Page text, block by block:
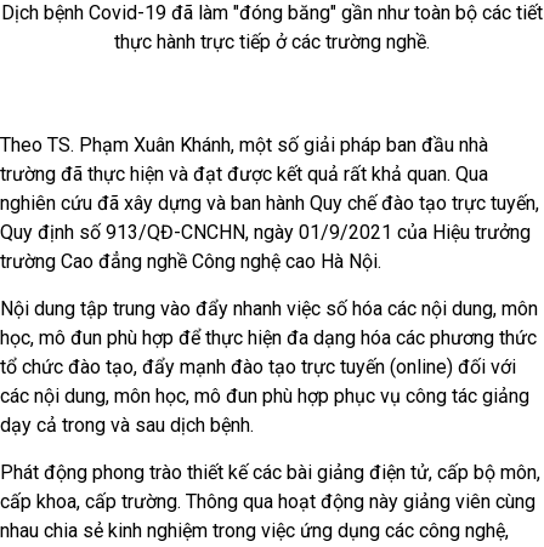
Dịch bệnh Covid-19 đã làm "đóng băng" gần như toàn bộ các tiết
thực hành trực tiếp ở các trường nghề.
Theo TS. Phạm Xuân Khánh, một số giải pháp ban đầu nhà
trường đã thực hiện và đạt được kết quả rất khả quan. Qua
nghiên cứu đã xây dựng và ban hành Quy chế đào tạo trực tuyến,
Quy định số 913/QĐ-CNCHN, ngày 01/9/2021 của Hiệu trưởng
trường Cao đẳng nghề Công nghệ cao Hà Nội.
Nội dung tập trung vào đẩy nhanh việc số hóa các nội dung, môn
học, mô đun phù hợp để thực hiện đa dạng hóa các phương thức
tổ chức đào tạo, đẩy mạnh đào tạo trực tuyến (online) đối với
các nội dung, môn học, mô đun phù hợp phục vụ công tác giảng
dạy cả trong và sau dịch bệnh.
Phát động phong trào thiết kế các bài giảng điện tử, cấp bộ môn,
cấp khoa, cấp trường. Thông qua hoạt động này giảng viên cùng
nhau chia sẻ kinh nghiệm trong việc ứng dụng các công nghệ,